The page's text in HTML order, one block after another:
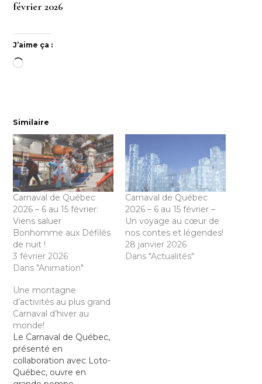
février 2026
J’aime ça :
Chargement…
Similaire
Carnaval de Québec
2026 – 6 au 15 février:
Viens saluer
Bonhomme aux Défilés
de nuit !
3 février 2026
Dans "Animation"
Carnaval de Québec
2026 – 6 au 15 février –
Un voyage au cœur de
nos contes et légendes!
28 janvier 2026
Dans "Actualités"
Une montagne
d’activités au plus grand
Carnaval d’hiver au
monde!
Le Carnaval de Québec,
présenté en
collaboration avec Loto-
Québec, ouvre en